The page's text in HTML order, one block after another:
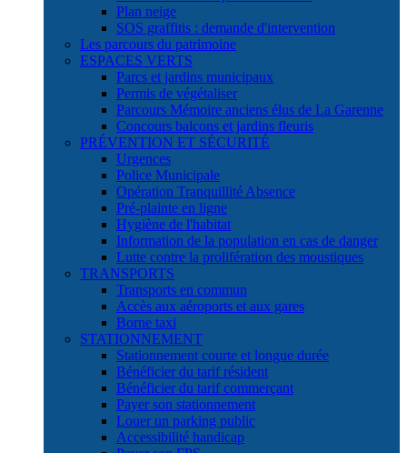
Plan neige
SOS graffitis : demande d'intervention
Les parcours du patrimoine
ESPACES VERTS
Parcs et jardins municipaux
Permis de végétaliser
Parcours Mémoire anciens élus de La Garenne
Concours balcons et jardins fleuris
PRÉVENTION ET SÉCURITÉ
Urgences
Police Municipale
Opération Tranquillité Absence
Pré-plainte en ligne
Hygiène de l'habitat
Information de la population en cas de danger
Lutte contre la prolifération des moustiques
TRANSPORTS
Transports en commun
Accès aux aéroports et aux gares
Borne taxi
STATIONNEMENT
Stationnement courte et longue durée
Bénéficier du tarif résident
Bénéficier du tarif commerçant
Payer son stationnement
Louer un parking public
Accessibilité handicap